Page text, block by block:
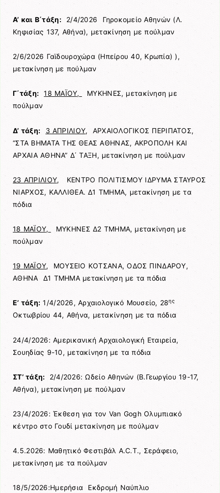
Α’ και Β΄τάξη:2/4/2026 Γηροκομείο Αθηνών (Λ.
Κηφισίας 137, Αθήνα), μετακίνηση με πούλμαν
2/6/2026 Γαϊδουροχώρα (Ηπείρου 40, Κρωπία) ),
μετακίνηση με πούλμαν
Γ΄τάξη: 18 ΜΑΪΟΥ,
ΜΥΚΗΝΕΣ, μετακίνηση με
πούλμαν
Δ’ τάξη: 3 ΑΠΡΙΛΙΟΥ, ΑΡΧΑΙΟΛΟΓΙΚΟΣ ΠΕΡΙΠΑΤΟΣ,
“ΣΤΑ ΒΗΜΑΤΑ ΤΗΣ ΘΕΑΣ ΑΘΗΝΑΣ, ΑΚΡΟΠΟΛΗ ΚΑΙ
ΑΡΧΑΙΑ ΑΘΗΝΑ” Δ΄ ΤΑΞΗ, μετακίνηση με πούλμαν
23 ΑΠΡΙΛΙΟΥ, ΚΕΝΤΡΟ ΠΟΛΙΤΙΣΜΟΥ ΙΔΡΥΜΑ ΣΤΑΥΡΟΣ
ΝΙΑΡΧΟΣ, ΚΑΛΛΙΘΕΑ. Δ1 ΤΜΗΜΑ, μετακίνηση με τα
πόδια
18 ΜΑΪΟΥ,
ΜΥΚΗΝΕΣ Δ2 ΤΜΗΜΑ, μετακίνηση με
πούλμαν
19 ΜΑΪΟΥ, ΜΟΥΣΕΙΟ ΚΟΤΣΑΝΑ, ΟΔΟΣ ΠΙΝΔΑΡΟΥ,
ΑΘΗΝΑ Δ1 ΤΜΗΜΑ μετακίνηση με τα πόδια
Ε’ τάξη: 1/4/2026, Αρχαιολογικό Μουσείο, 28ης
Οκτωβρίου 44, Αθήνα, μετακίνηση με τα πόδια
24/4/2026: Αμερικανική Αρχαιολογική Εταιρεία,
Σουηδίας 9-10, μετακίνηση με τα πόδια
ΣΤ’ τάξη:
2/4/2026: Ωδείο Αθηνών (Β.Γεωργίου 19-17,
Αθήνα), μετακίνηση με πούλμαν
23/4/2026: Έκθεση για τον Van Gogh Ολυμπιακό
κέντρο στο Γουδί μετακίνηση με πούλμαν
4.5.2026: Μαθητικό Φεστιβάλ A.C.T., Σεράφειο,
μετακίνηση με τα πούλμαν
18/5/2026:Ημερήσια Εκδρομή Ναύπλιο